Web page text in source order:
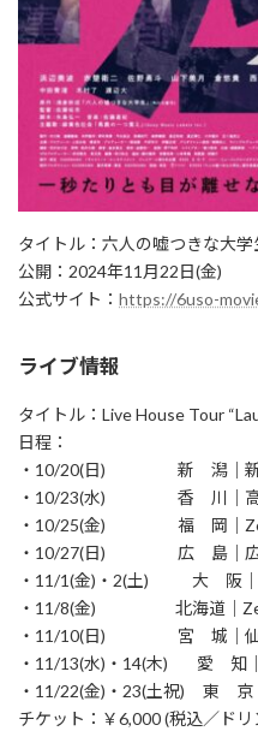
タイトル：六人の嘘つきな大学
公開：2024年11月22日(金)
公式サイト： https://6uso-
ライブ情報
タイトル：Live House Tour
日程：
・10/20(日) 新 潟｜新
・10/23(水) 香 川｜高
・10/25(金) 福 岡｜
・10/27(日) 広 島｜広島
・11/1(金)・2(土) 大 阪｜
・11/8(金) 北海道｜
・11/10(日) 宮 城｜仙
・11/13(水)・14(木) 愛 知
・11/22(金)・23(土祝) 東 京
チケット：￥6,000 (税込／ド